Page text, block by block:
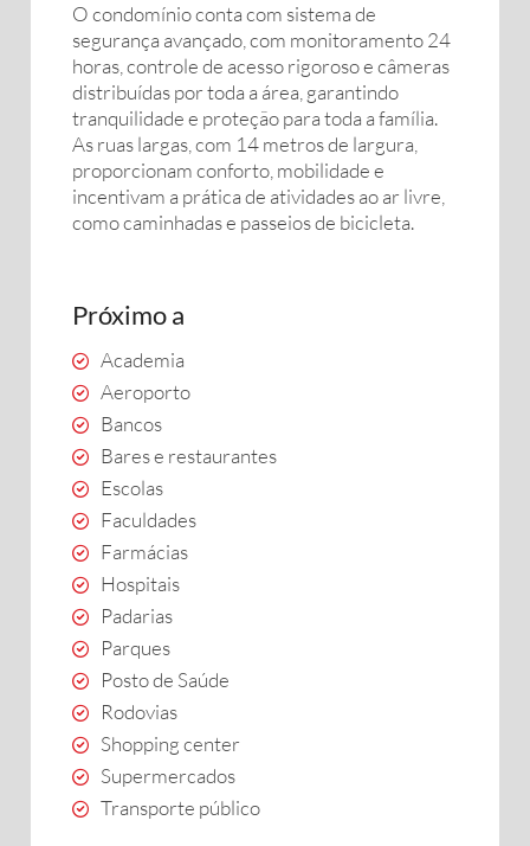
O condomínio conta com sistema de
segurança avançado, com monitoramento 24
horas, controle de acesso rigoroso e câmeras
distribuídas por toda a área, garantindo
tranquilidade e proteção para toda a família.
As ruas largas, com 14 metros de largura,
proporcionam conforto, mobilidade e
incentivam a prática de atividades ao ar livre,
como caminhadas e passeios de bicicleta.
Próximo a
Academia
Aeroporto
Bancos
Bares e restaurantes
Escolas
Faculdades
Farmácias
Hospitais
Padarias
Parques
Posto de Saúde
Rodovias
Shopping center
Supermercados
Transporte público